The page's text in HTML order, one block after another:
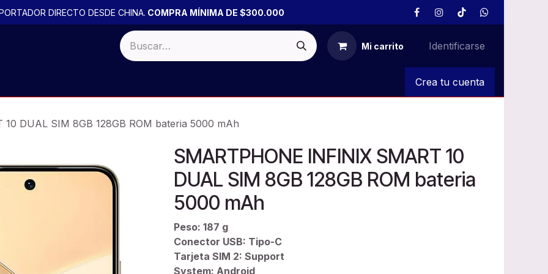
DIRECTO DESDE CHINA. COMPRA MÍNIMA DE $300.000
Mi carrito Identificarse
Crea tu cuenta
DUAL SIM 8GB 128GB ROM bateria 5000 mAh
SMARTPHONE INFINIX SMART 10
DUAL SIM 8GB 128GB ROM bateria
5000 mAh
Peso: 187 g
Conector USB: Tipo-C
Tarjeta SIM 2: Support
System: Android